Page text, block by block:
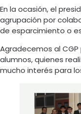
En la ocasión, el
agrupación por
de esparcimiento o
Agradecemos al
alumnos, quienes
mucho interés para